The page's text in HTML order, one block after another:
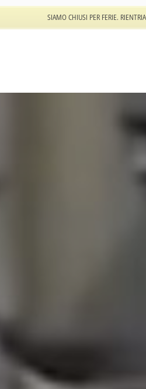
SIAMO CHIUSI PER FERIE.